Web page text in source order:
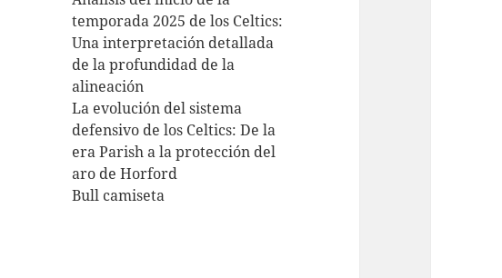
temporada 2025 de los Celtics:
Una interpretación detallada
de la profundidad de la
alineación
La evolución del sistema
defensivo de los Celtics: De la
era Parish a la protección del
aro de Horford
Bull camiseta